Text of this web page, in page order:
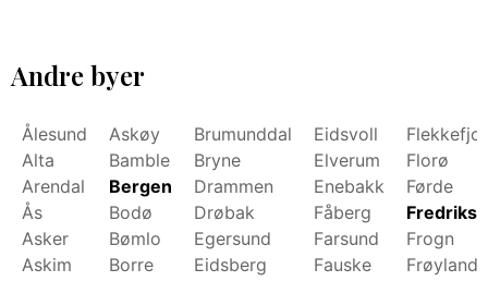
Andre byer
Ålesund
Alta
Arendal
Ås
Asker
Askim
Askøy
Bamble
Bergen
Bodø
Bømlo
Borre
Brumunddal
Bryne
Drammen
Drøbak
Egersund
Eidsberg
Eidsvoll
Elverum
Enebakk
Fåberg
Farsund
Fauske
Florø
Førde
Frogn
Frøyland